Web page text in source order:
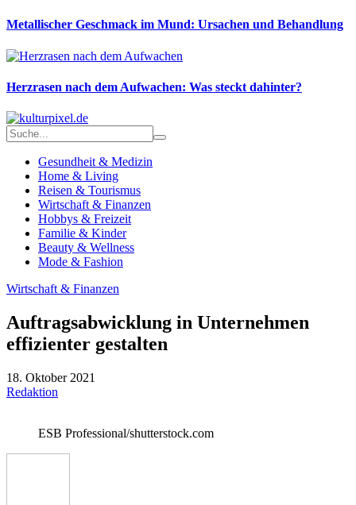
Metallischer Geschmack im Mund: Ursachen und Behandlung
Herzrasen nach dem Aufwachen: Was steckt dahinter?
Gesundheit & Medizin
Home & Living
Reisen & Tourismus
Wirtschaft & Finanzen
Hobbys & Freizeit
Familie & Kinder
Beauty & Wellness
Mode & Fashion
Wirtschaft & Finanzen
Auftragsabwicklung in Unternehmen
effizienter gestalten
18. Oktober 2021
Redaktion
ESB Professional/shutterstock.com